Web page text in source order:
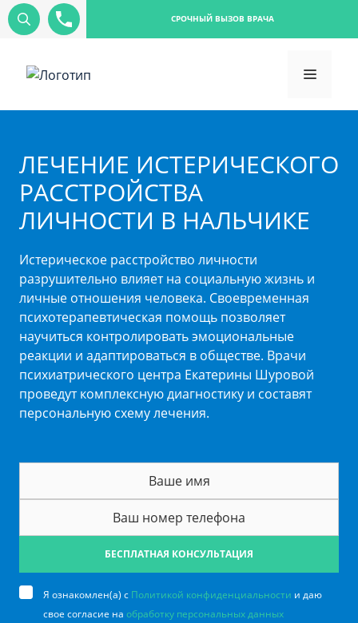
СРОЧНЫЙ ВЫЗОВ ВРАЧА
ЛЕЧЕНИЕ ИСТЕРИЧЕСКОГО
РАССТРОЙСТВА
ЛИЧНОСТИ В НАЛЬЧИКЕ
Истерическое расстройство личности
разрушительно влияет на социальную жизнь и
личные отношения человека. Своевременная
психотерапевтическая помощь позволяет
научиться контролировать эмоциональные
реакции и адаптироваться в обществе. Врачи
психиатрического центра Екатерины Шуровой
проведут комплексную диагностику и составят
персональную схему лечения.
БЕСПЛАТНАЯ КОНСУЛЬТАЦИЯ
Я ознакомлен(а) с Политикой конфиденциальности и даю
свое согласие на обработку персональных данных